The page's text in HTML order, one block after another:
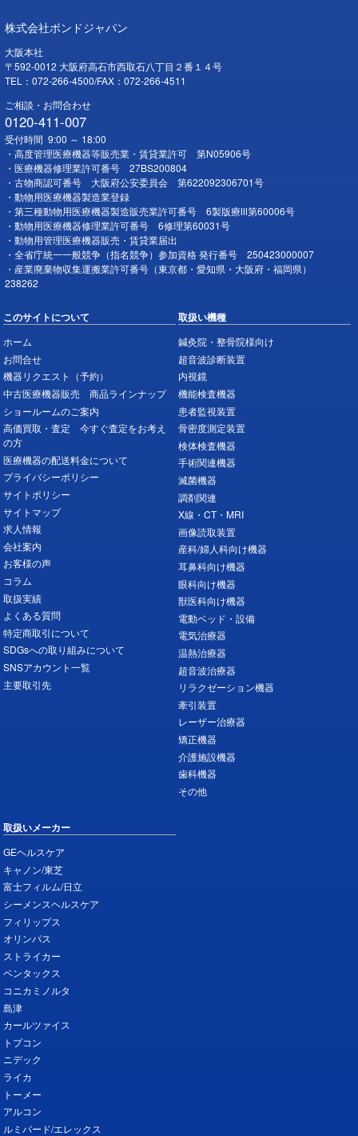
株式会社ボンドジャパン
大阪本社
〒592-0012 大阪府高石市西取石八丁目２番１４号
TEL：072-266-4500/FAX：072-266-4511
ご相談・お問合わせ
0120-411-007
受付時間 9:00 ～ 18:00
・高度管理医療機器等販売業・賃貸業許可 第N05906号
・医療機器修理業許可番号 27BS200804
・古物商認可番号 大阪府公安委員会 第622092306701号
・動物用医療機器製造業登録
・第三種動物用医療機器製造販売業許可番号 6製版療Ⅲ第60006号
・動物用医療機器修理業許可番号 6修理第60031号
・動物用管理医療機器販売・賃貸業届出
・全省庁統一一般競争（指名競争）参加資格 発行番号 250423000007
・産業廃棄物収集運搬業許可番号（東京都・愛知県・大阪府・福岡県）
238262
このサイトについて
ホーム
お問合せ
機器リクエスト（予約）
中古医療機器販売 商品ラインナップ
ショールームのご案内
高価買取・査定 今すぐ査定をお考え
の方
医療機器の配送料金について
プライバシーポリシー
サイトポリシー
サイトマップ
求人情報
会社案内
お客様の声
コラム
取扱実績
よくある質問
特定商取引について
SDGsへの取り組みについて
SNSアカウント一覧
主要取引先
取扱い機種
鍼灸院・整骨院様向け
超音波診断装置
内視鏡
機能検査機器
患者監視装置
骨密度測定装置
検体検査機器
手術関連機器
滅菌機器
調剤関連
X線・CT・MRI
画像読取装置
産科/婦人科向け機器
耳鼻科向け機器
眼科向け機器
獣医科向け機器
電動ベッド・設備
電気治療器
温熱治療器
超音波治療器
リラクゼーション機器
牽引装置
レーザー治療器
矯正機器
介護施設機器
歯科機器
その他
取扱いメーカー
GEヘルスケア
キャノン/東芝
富士フィルム/日立
シーメンスヘルスケア
フィリップス
オリンパス
ストライカー
ペンタックス
コニカミノルタ
島津
カールツァイス
トプコン
ニデック
ライカ
トーメー
アルコン
ルミバード/エレックス